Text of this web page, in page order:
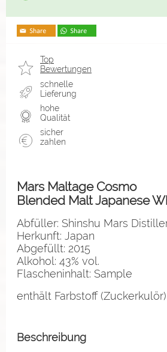
Top
Bewertungen
schnelle
Lieferung
hohe
Qualität
sicher
zahlen
Mars Maltage Cosmo
Blended Malt Japanese
Abfüller: Shinshu Mars
Herkunft: Japan
Abgefüllt: 2015
Alkohol: 43% vol.
Flascheninhalt: Sample
enthält Farbstoff (Zuckerkulör)
Beschreibung